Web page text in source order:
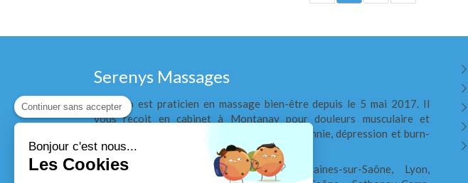
Serenys Massages
Corrado est praticien en massage bien-être depuis le 5 mai 2017. Il
vous reçoit en cabinet à Montanay pour douleurs musculaire et
articulaire, asthme, tension artérielle ou insomnie, dépression et burn-
out.
Les Echets, Cailloux-sur-Fontaines, Fontaines-sur-Saône, Lyon,
Continuer sans accepter
Bonjour c'est nous...
Les Cookies